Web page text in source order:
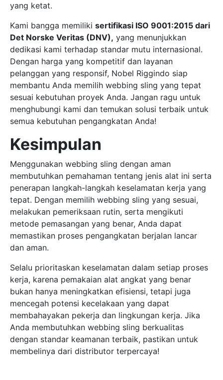
yang ketat.
Kami bangga memiliki sertifikasi ISO 9001:2015 dari
Det Norske Veritas (DNV), yang menunjukkan
dedikasi kami terhadap standar mutu internasional.
Dengan harga yang kompetitif dan layanan
pelanggan yang responsif, Nobel Riggindo siap
membantu Anda memilih webbing sling yang tepat
sesuai kebutuhan proyek Anda. Jangan ragu untuk
menghubungi kami dan temukan solusi terbaik untuk
semua kebutuhan pengangkatan Anda!
Kesimpulan
Menggunakan webbing sling dengan aman
membutuhkan pemahaman tentang jenis alat ini serta
penerapan langkah-langkah keselamatan kerja yang
tepat. Dengan memilih webbing sling yang sesuai,
melakukan pemeriksaan rutin, serta mengikuti
metode pemasangan yang benar, Anda dapat
memastikan proses pengangkatan berjalan lancar
dan aman.
Selalu prioritaskan keselamatan dalam setiap proses
kerja, karena pemakaian alat angkat yang benar
bukan hanya meningkatkan efisiensi, tetapi juga
mencegah potensi kecelakaan yang dapat
membahayakan pekerja dan lingkungan kerja. Jika
Anda membutuhkan webbing sling berkualitas
dengan standar keamanan terbaik, pastikan untuk
membelinya dari distributor terpercaya!